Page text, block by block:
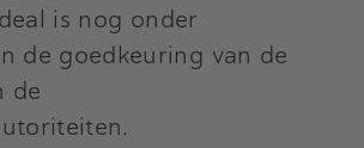
is nog onder
de goedkeuring van de
de